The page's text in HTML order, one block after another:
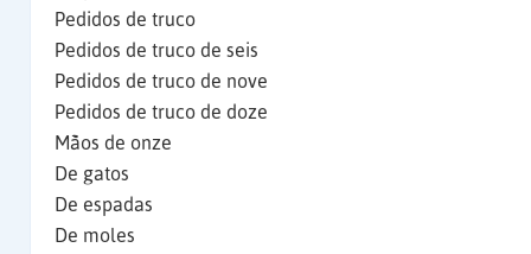
Pedidos de truco
Pedidos de truco de seis
Pedidos de truco de nove
Pedidos de truco de doze
Mãos de onze
De gatos
De espadas
De moles